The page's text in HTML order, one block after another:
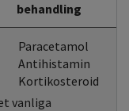
behandling
Paracetamol
Antihistamin
Kortikosteroid
vanliga